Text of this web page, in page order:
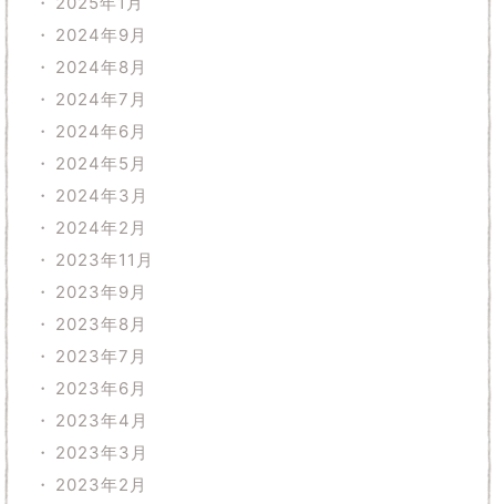
2024年9月
2024年8月
2024年7月
2024年6月
2024年5月
2024年3月
2024年2月
2023年11月
2023年9月
2023年8月
2023年7月
2023年6月
2023年4月
2023年3月
2023年2月